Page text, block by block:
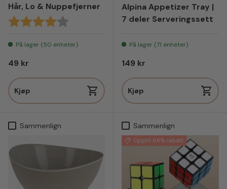
Hår, Lo & Nuppefjerner
Karakter:
4.0 av 5 mulige
På lager (50 enheter)
Vanlig pris
49 kr
Kjøp
Alpina Appetizer Tray |
7 deler Serveringssett
På lager (71 enheter)
Vanlig pris
149 kr
Kjøp
Sammenlign Sammenlign
Opptil 66% rabatt